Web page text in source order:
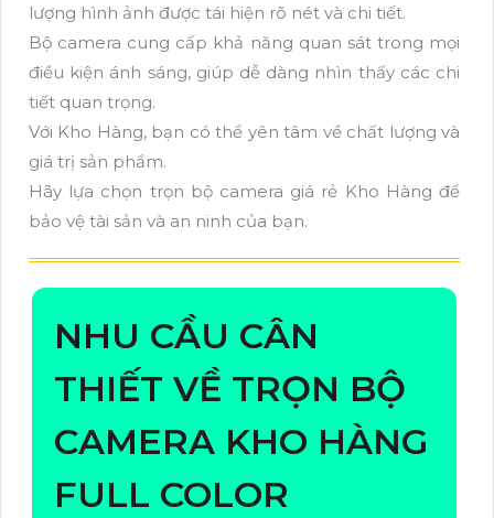
lượng hình ảnh được tái hiện rõ nét và chi tiết.
Bộ camera cung cấp khả năng quan sát trong mọi
điều kiện ánh sáng, giúp dễ dàng nhìn thấy các chi
tiết quan trọng.
Với Kho Hàng, bạn có thể yên tâm về chất lượng và
giá trị sản phẩm.
Hãy lựa chọn trọn bộ camera giá rẻ Kho Hàng để
bảo vệ tài sản và an ninh của bạn.
NHU CẦU CÂN
THIẾT VỀ TRỌN BỘ
CAMERA KHO HÀNG
FULL COLOR